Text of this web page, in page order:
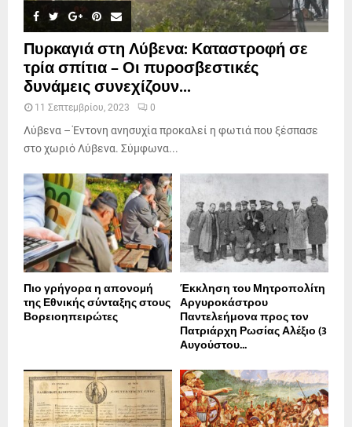
Πυρκαγιά στη Λύβενα: Καταστροφή σε
τρία σπίτια – Οι πυροσβεστικές
δυνάμεις συνεχίζουν...
11 Σεπτεμβρίου, 2023 0
Λύβενα – Έντονη ανησυχία προκαλεί η φωτιά που ξέσπασε
στο χωριό Λύβενα. Σύμφωνα...
Πιο γρήγορα η απονοµή
της Εθνικής σύνταξης στους
Βορειοηπειρώτες
Έκκληση του Μητροπολίτη
Αργυροκάστρου
Παντελεήμονα προς τον
Πατριάρχη Ρωσίας Αλέξιο (3
Αυγούστου...